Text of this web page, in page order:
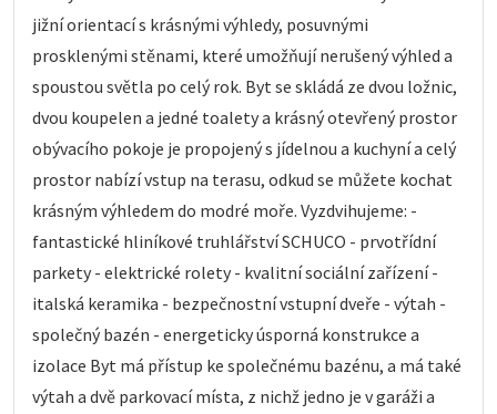
jižní orientací s krásnými výhledy, posuvnými
prosklenými stěnami, které umožňují nerušený výhled a
spoustou světla po celý rok. Byt se skládá ze dvou ložnic,
dvou koupelen a jedné toalety a krásný otevřený prostor
obývacího pokoje je propojený s jídelnou a kuchyní a celý
prostor nabízí vstup na terasu, odkud se můžete kochat
krásným výhledem do modré moře. Vyzdvihujeme: -
fantastické hliníkové truhlářství SCHUCO - prvotřídní
parkety - elektrické rolety - kvalitní sociální zařízení -
italská keramika - bezpečnostní vstupní dveře - výtah -
společný bazén - energeticky úsporná konstrukce a
izolace Byt má přístup ke společnému bazénu, a má také
výtah a dvě parkovací místa, z nichž jedno je v garáži a